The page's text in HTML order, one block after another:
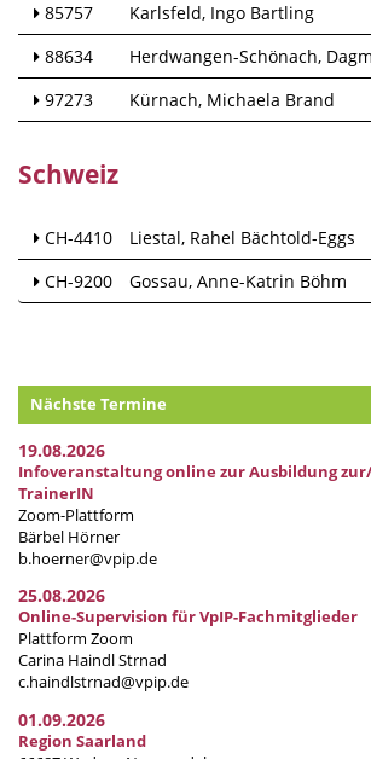
85757
Karlsfeld Ingo Bartling
88634
Herdwangen-Schönach
97273
Kürnach Michaela Brand
Schweiz
CH-4410 Liestal Rahel Bächtold-Eggs
CH-9200
Gossau Anne-Katrin Böhm
Nächste Termine
19.08.2026
Infoveranstaltung online zur Ausbildung
TrainerIN
Zoom-Plattform
Bärbel Hörner
b.hoerner@vpip.de
25.08.2026
Online-Supervision für VpIP-Fachmitglieder
Plattform Zoom
Carina Haindl Strnad
c.haindlstrnad@vpip.de
01.09.2026
Region Saarland